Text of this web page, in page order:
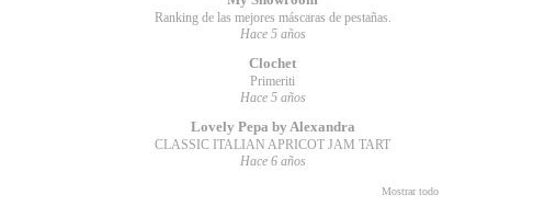
Ranking de las mejores máscaras de pestañas.
Hace 5 años
Clochet
Primeriti
Hace 5 años
Lovely Pepa by Alexandra
CLASSIC ITALIAN APRICOT JAM TART
Hace 6 años
Mostrar todo